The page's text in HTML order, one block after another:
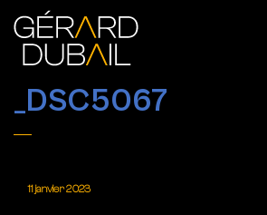
_DSC5067
11 janvier 2023